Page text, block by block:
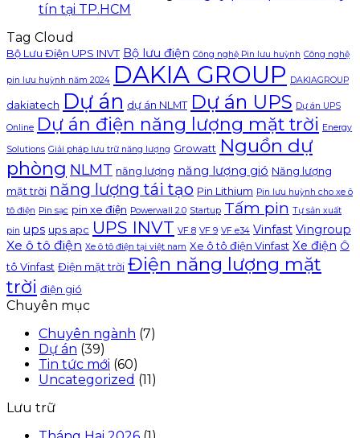
tín tại TP.HCM
Tag Cloud
Bộ Lưu Điện UPS INVT Bộ lưu điện Công nghệ Pin lưu huỳnh Công nghệ
pin lưu huỳnh năm 2024 DAKIA GROUP DAKIAGROUP
dakiatech Dự án dự án NLMT Dự án UPS Dự án UPS
Online Dự án điện năng lượng mặt trời Energy
Solutions Giải pháp lưu trữ năng lượng Growatt Nguồn dự
phòng NLMT năng lượng năng lượng gió Năng lượng
mặt trời năng lượng tái tạo Pin Lithium Pin lưu huỳnh cho xe ô
tô điện Pin sạc pin xe điện Powerwall 2.0 Startup Tấm pin Tự sản xuất
pin ups ups apc UPS INVT VF 8 VF 9 VF e34 Vinfast Vingroup
Xe ô tô điện Xe ô tô điện tại việt nam Xe ô tô điện Vinfast Xe điện Ô
tô Vinfast Điện mặt trời Điện năng lượng mặt
trời điện gió
Chuyên mục
Chuyên ngành (7)
Dự án (39)
Tin tức mới (60)
Uncategorized (11)
Lưu trữ